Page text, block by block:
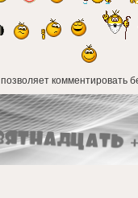
комментировать